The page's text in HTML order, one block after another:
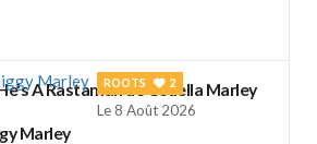
A Rastaman de Cedella Marley
ROOTS 2
Le 8 Août 2026
Marley